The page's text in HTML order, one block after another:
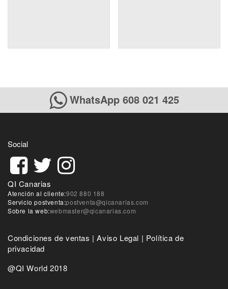
WhatsApp 608 021 425
Social
QI Canarias
Atención al cliente:902 880 188
Servicio postventa:postventa@qicanarias.com
Sobre la web:webmaster@qicanarias.com
Condiciones de ventas |Aviso Legal | Política de
privacidad
@QI World 2018